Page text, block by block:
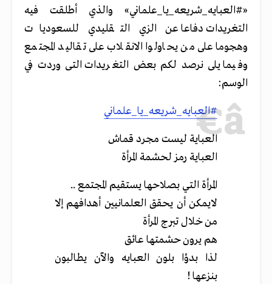
«#العبايه_شريعه_يا_علماني» والذي أطلقت فيه
التغريدات دفاعا عن الزي التقليدي للسعوديات
وهجوما على من يحاولوا الانقلاب على تقاليد المجتمع
وفيما يلى نرصد لكم بعض التغريدات التى وردت في
الوسم:
#العبايه_شريعه_يا_علماني
العباية ليست مجرد قماش
العباية رمز لحشمة المرأة
المرأة التي بصلاحها يستقيم المجتمع ..
لايمكن أن يحقق العلمانيين أهدافهم إلا
من خلال تبرج المرأة
هم يرون حشمتها عائق
لذا بدؤا بلون العبايه والآن يطالبون
بنزعها !